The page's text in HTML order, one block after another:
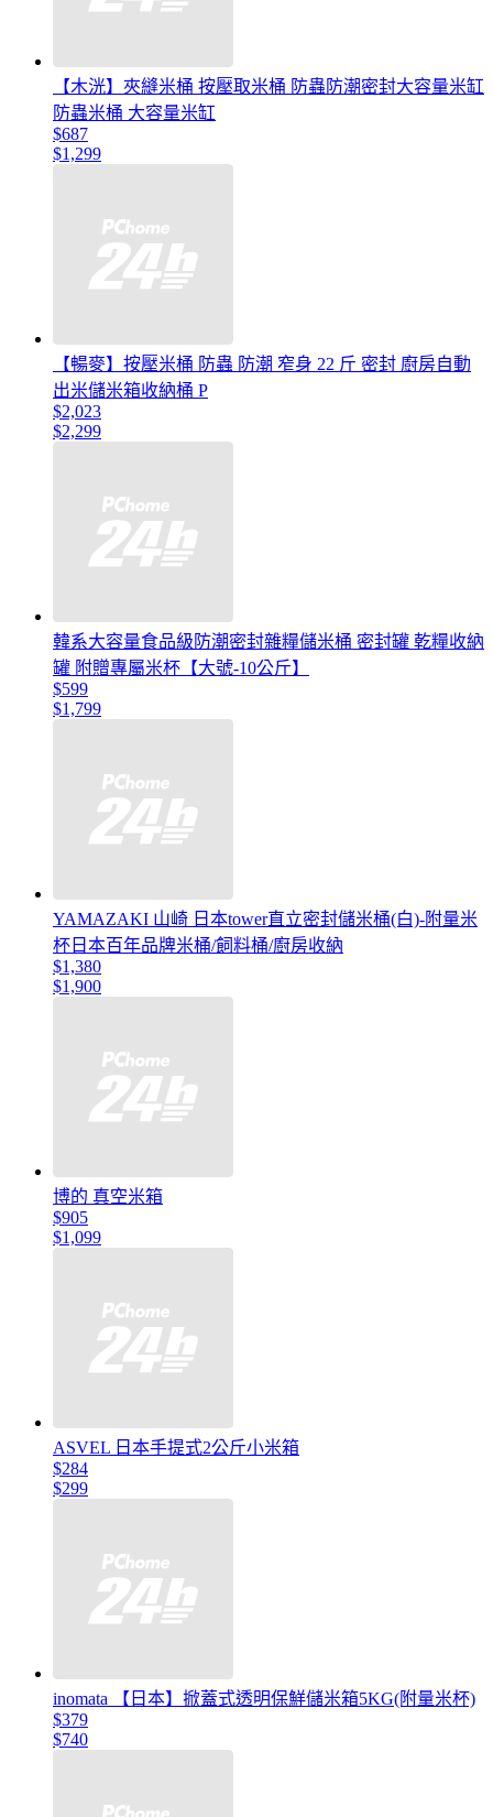
【木洸】夾縫米桶 按壓取米桶 防蟲防潮密封大容量米缸
防蟲米桶 大容量米缸
$687
$1,299
【暢麥】按壓米桶 防蟲 防潮 窄身 22 斤 密封 廚房自動
出米儲米箱收納桶 P
$2,023
$2,299
韓系大容量食品級防潮密封雜糧儲米桶 密封罐 乾糧收納
罐 附贈專屬米杯【大號-10公斤】
$599
$1,799
YAMAZAKI 山崎 日本tower直立密封儲米桶(白)-附量米
杯日本百年品牌米桶/飼料桶/廚房收納
$1,380
$1,900
博的 真空米箱
$905
$1,099
ASVEL 日本手提式2公斤小米箱
$284
$299
inomata 【日本】掀蓋式透明保鮮儲米箱5KG(附量米杯)
$379
$740